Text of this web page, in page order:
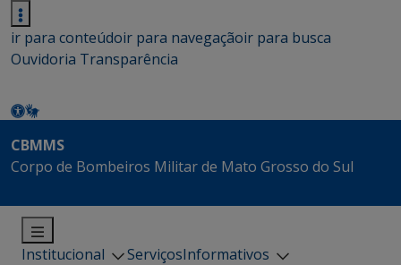
ir para conteúdoir para navegaçãoir para busca
Ouvidoria Transparência
CBMMS
Corpo de Bombeiros Militar de Mato Grosso do Sul
Institucional ServiçosInformativos